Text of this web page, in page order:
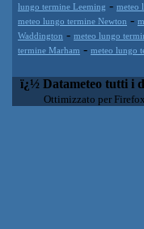
lungo termine Leeming - meteo
meteo lungo termine Newton -
Waddington - meteo lungo
termine Marham - meteo lungo
ï¿½ Datameteo tutti i
Ottimizzato per